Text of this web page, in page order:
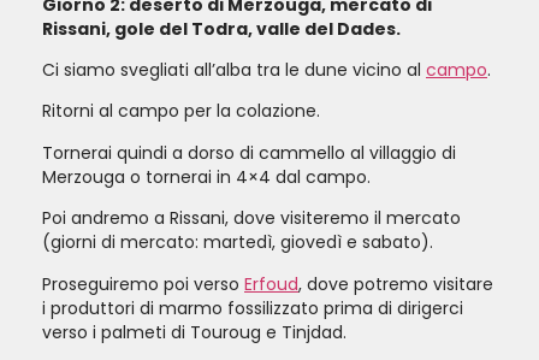
Rissani, gole del Todra, valle del Dades.
Ci siamo svegliati all’alba tra le dune vicino al campo.
Ritorni al campo per la colazione.
Tornerai quindi a dorso di cammello al villaggio di
Merzouga o tornerai in 4×4 dal campo.
Poi andremo a Rissani, dove visiteremo il mercato
(giorni di mercato: martedì, giovedì e sabato).
Proseguiremo poi verso Erfoud, dove potremo visitare
i produttori di marmo fossilizzato prima di dirigerci
verso i palmeti di Touroug e Tinjdad.